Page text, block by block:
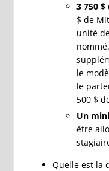
3 750
$ de
unité
le
le
500 $
Un
être
Quelle est la